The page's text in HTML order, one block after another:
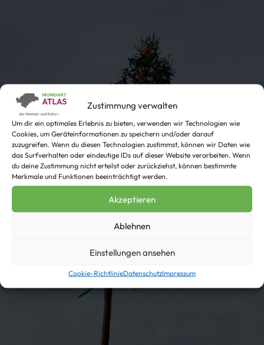
Zustimmung verwalten
Um dir ein optimales Erlebnis zu bieten, verwenden wir Technologien wie
Cookies, um Geräteinformationen zu speichern und/oder darauf
zuzugreifen. Wenn du diesen Technologien zustimmst, können wir Daten wie
das Surfverhalten oder eindeutige IDs auf dieser Website verarbeiten. Wenn
du deine Zustimmung nicht erteilst oder zurückziehst, können bestimmte
Merkmale und Funktionen beeinträchtigt werden.
Akzeptieren
Ablehnen
Einstellungen ansehen
Cookie-RichtlinieDatenschutzImpressum